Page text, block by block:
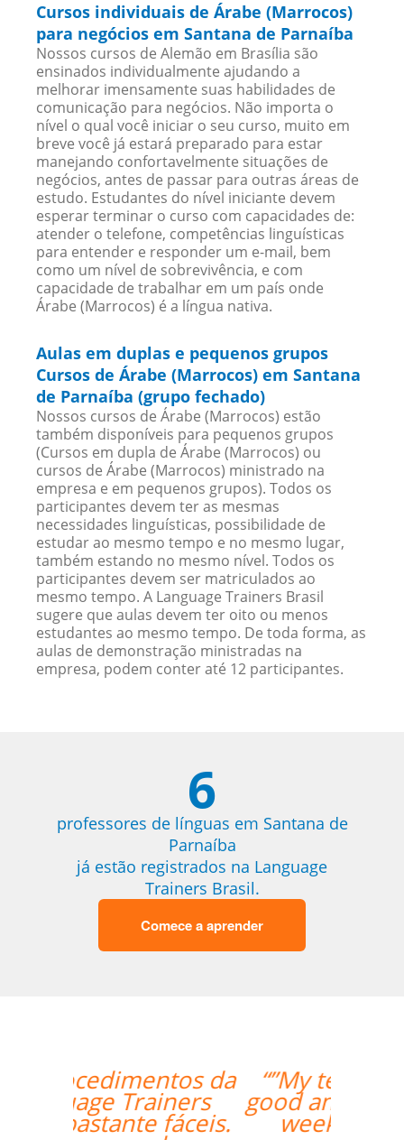
Cursos individuais de Árabe (Marrocos)
para negócios em Santana de Parnaíba
Nossos cursos de Alemão em Brasília são
ensinados individualmente ajudando a
melhorar imensamente suas habilidades de
comunicação para negócios. Não importa o
nível o qual você iniciar o seu curso, muito em
breve você já estará preparado para estar
manejando confortavelmente situações de
negócios, antes de passar para outras áreas de
estudo. Estudantes do nível iniciante devem
esperar terminar o curso com capacidades de:
atender o telefone, competências linguísticas
para entender e responder um e-mail, bem
como um nível de sobrevivência, e com
capacidade de trabalhar em um país onde
Árabe (Marrocos) é a língua nativa.
Aulas em duplas e pequenos grupos
Cursos de Árabe (Marrocos) em Santana
de Parnaíba (grupo fechado)
Nossos cursos de Árabe (Marrocos) estão
também disponíveis para pequenos grupos
(Cursos em dupla de Árabe (Marrocos) ou
cursos de Árabe (Marrocos) ministrado na
empresa e em pequenos grupos). Todos os
participantes devem ter as mesmas
necessidades linguísticas, possibilidade de
estudar ao mesmo tempo e no mesmo lugar,
também estando no mesmo nível. Todos os
participantes devem ser matriculados ao
mesmo tempo. A Language Trainers Brasil
sugere que aulas devem ter oito ou menos
estudantes ao mesmo tempo. De toda forma, as
aulas de demonstração ministradas na
empresa, podem conter até 12 participantes.
6
professores de línguas em Santana de
Parnaíba
já estão registrados na Language
Trainers Brasil.
Comece a aprender
“”My teacher is very
good and I had a great
week with her!””